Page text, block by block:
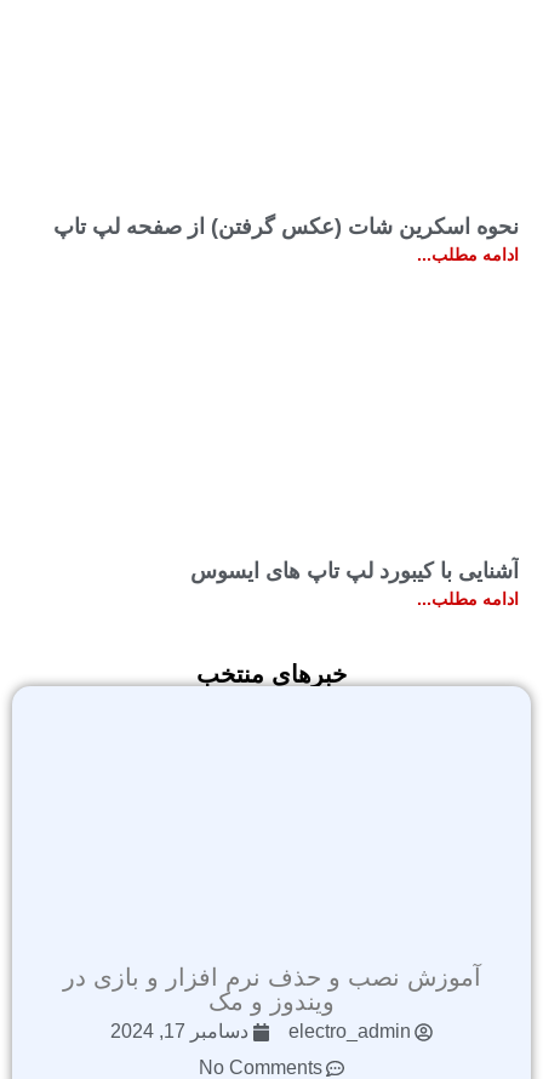
نحوه اسکرین شات (عکس گرفتن) از صفحه لپ تاپ
ادامه مطلب...
آشنایی با کیبورد لپ تاپ های ایسوس
ادامه مطلب...
خبرهای منتخب
آموزش نصب و حذف نرم افزار و بازی در
ویندوز و مک
electro_admin
دسامبر 17, 2024
No Comments